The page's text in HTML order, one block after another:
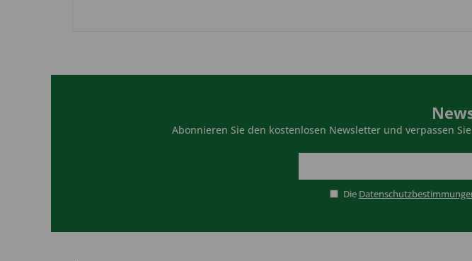
Abonnieren Sie den kostenlosen Newsletter und verpassen
Die